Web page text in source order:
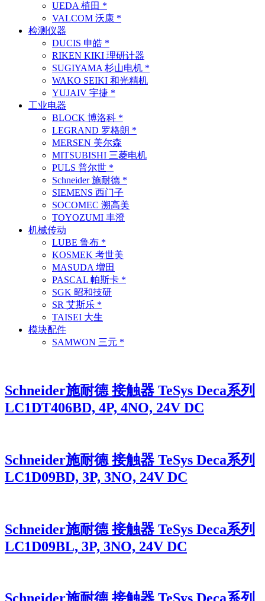
UEDA 植田 *
VALCOM 沃康 *
检测仪器
DUCIS 申皓 *
RIKEN KIKI 理研计器
SUGIYAMA 杉山电机 *
WAKO SEIKI 和光精机
YUJAIV 宇捷 *
工业电器
BLOCK 博洛科 *
LEGRAND 罗格朗 *
MERSEN 美尔森
MITSUBISHI 三菱电机
PULS 普尔世 *
Schneider 施耐德 *
SIEMENS 西门子
SOCOMEC 溯高美
TOYOZUMI 丰澄
机械传动
LUBE 鲁布 *
KOSMEK 考世美
MASUDA 増田
PASCAL 帕斯卡 *
SGK 昭和技研
SR 艾斯乐 *
TAISEI 大生
模块配件
SAMWON 三元 *
Schneider施耐德 接触器 TeSys Deca系列
LC1DT406BD, 4P, 4NO, 24V DC
Schneider施耐德 接触器 TeSys Deca系列
LC1D09BD, 3P, 3NO, 24V DC
Schneider施耐德 接触器 TeSys Deca系列
LC1D09BL, 3P, 3NO, 24V DC